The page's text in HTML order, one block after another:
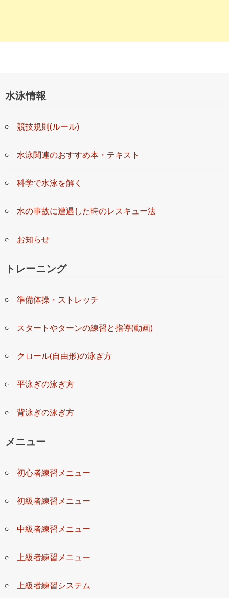
水泳情報
競技規則(ルール)
水泳関連のおすすめ本・テキスト
科学で水泳を解く
水の事故に遭遇した時のレスキュー法
お知らせ
トレーニング
準備体操・ストレッチ
スタートやターンの練習と指導(動画)
クロール(自由形)の泳ぎ方
平泳ぎの泳ぎ方
背泳ぎの泳ぎ方
メニュー
初心者練習メニュー
初級者練習メニュー
中級者練習メニュー
上級者練習メニュー
上級者練習システム